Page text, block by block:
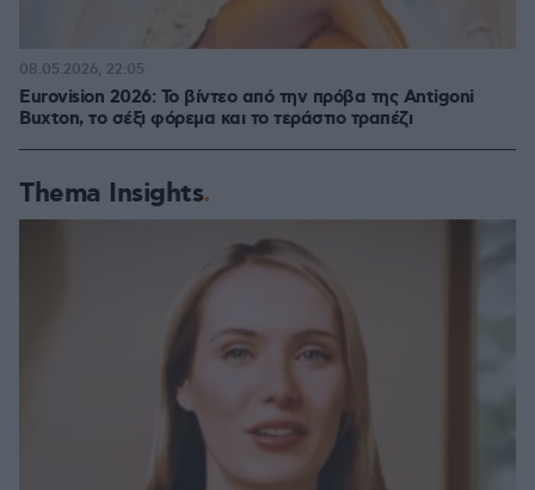
Eurovision 2026: Το βίντεο από την πρόβα της Antigoni
Buxton, το σέξι φόρεμα και το τεράστιο τραπέζι
08.05.2026, 22:05
Thema Insights